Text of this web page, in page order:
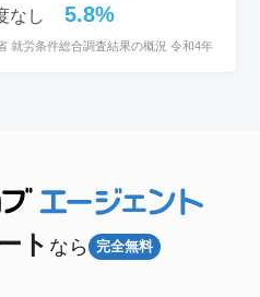
なし 5.8%
就労条件総合調査結果の概況 令和4年
ト なら 完全無料